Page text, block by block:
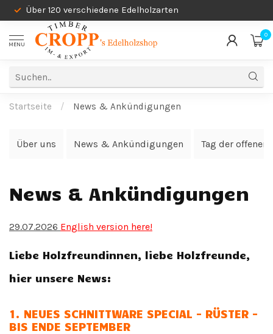
Über 120 verschiedene Edelholzarten
MENU
0
Startseite / News & Ankündigungen
Über uns News & Ankündigungen Tag der offenen
News & Ankündigungen
29.07.2026 English version here!
Liebe Holzfreundinnen, liebe Holzfreunde,
hier unsere News:
1. NEUES SCHNITTWARE SPECIAL - RÜSTER -
BIS ENDE SEPTEMBER